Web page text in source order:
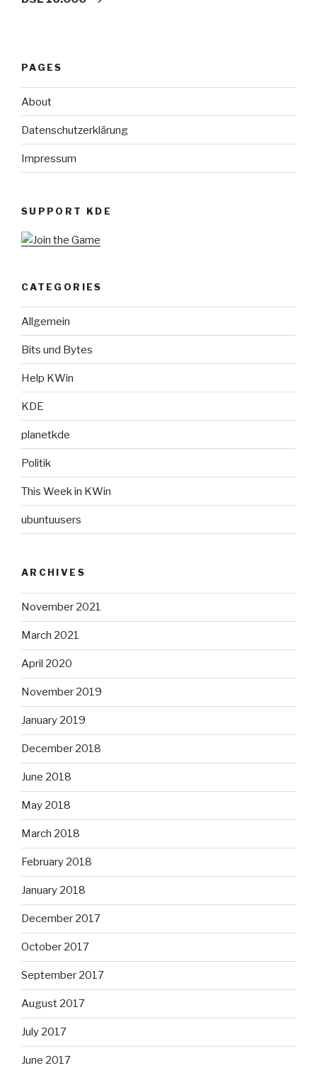
PAGES
About
Datenschutzerklärung
Impressum
SUPPORT KDE
CATEGORIES
Allgemein
Bits und Bytes
Help KWin
KDE
planetkde
Politik
This Week in KWin
ubuntuusers
ARCHIVES
November 2021
March 2021
April 2020
November 2019
January 2019
December 2018
June 2018
May 2018
March 2018
February 2018
January 2018
December 2017
October 2017
September 2017
August 2017
July 2017
June 2017